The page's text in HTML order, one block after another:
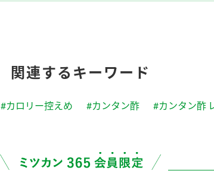
関連するキーワード
#カロリー控えめ #カンタン酢 #カンタン酢